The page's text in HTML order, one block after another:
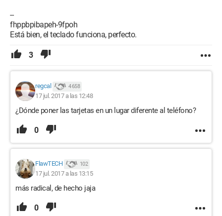
--
fhppbpibapeh-9fpoh
Está bien, el teclado funciona, perfecto.
3
regcal 4 658
17 jul. 2017 a las 12:48
¿Dónde poner las tarjetas en un lugar diferente al teléfono?
0
FlawTECH 102
17 jul. 2017 a las 13:15
más radical, de hecho jaja
0